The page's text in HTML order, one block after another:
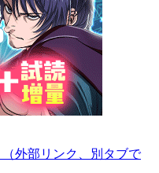
（外部リンク、別タブで